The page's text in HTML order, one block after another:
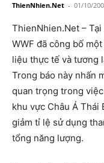
ThienNhien.Net - 01/10/
ThienNhien.Net –
WWF đã công bố
liệu thực tế và tương
Trong báo này nhấn
quan trọng trong
khu vực Châu Á Thái
giảm tỉ lệ sử dụng
tổng năng lượng.